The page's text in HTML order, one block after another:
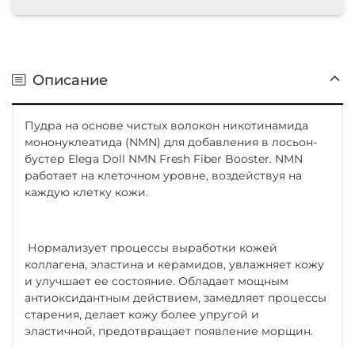
Описание
Пудра на основе чистых волокон никотинамида
мононуклеатида (NMN) для добавления в лосьон-
бустер Elega Doll NMN Fresh Fiber Booster. NMN
работает на клеточном уровне, воздействуя на
каждую клетку кожи.
Нормализует процессы выработки кожей
коллагена, эластина и керамидов, увлажняет кожу
и улучшает ее состояние. Обладает мощным
антиоксидантным действием, замедляет процессы
старения, делает кожу более упругой и
эластичной, предотвращает появление морщин.